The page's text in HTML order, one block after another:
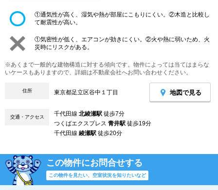
①通気性が高く、湿気や熱が部屋にこもりにくい。②木造と比較し
て耐震性が高い。
①気密性が低く、エアコンが効きにくい。②火や熱に弱いため、火
災時にリスクがある。
※あくまで一般的な建物構造に対する傾向です。物件によっては当てはまらな
いケースもありますので、詳細は不動産会社へお問い合わせください。
住所 東京都足立区谷中１丁目 地図で見る
交通・アクセス 千代田線 北綾瀬駅 徒歩7分
つくばエクスプレス 青井駅 徒歩19分
千代田線 綾瀬駅 徒歩20分
この物件にお問合せする
この物件を見たい、空室状況を知りたいなど